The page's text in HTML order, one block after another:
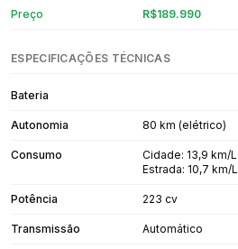
Preço R$189.990
ESPECIFICAÇÕES TÉCNICAS
Bateria
Autonomia 80 km (elétrico)
Consumo
Cidade: 13,9 km/L |
Estrada: 10,7 km/L
Potência 223 cv
Transmissão Automático